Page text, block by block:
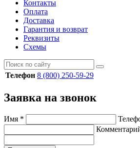
Контакты
Оплата
Доставка
Гарантия и возврат
Реквизиты
Схемы
Телефон 8 (800) 250-59-29
Заявка на звонок
Имя *